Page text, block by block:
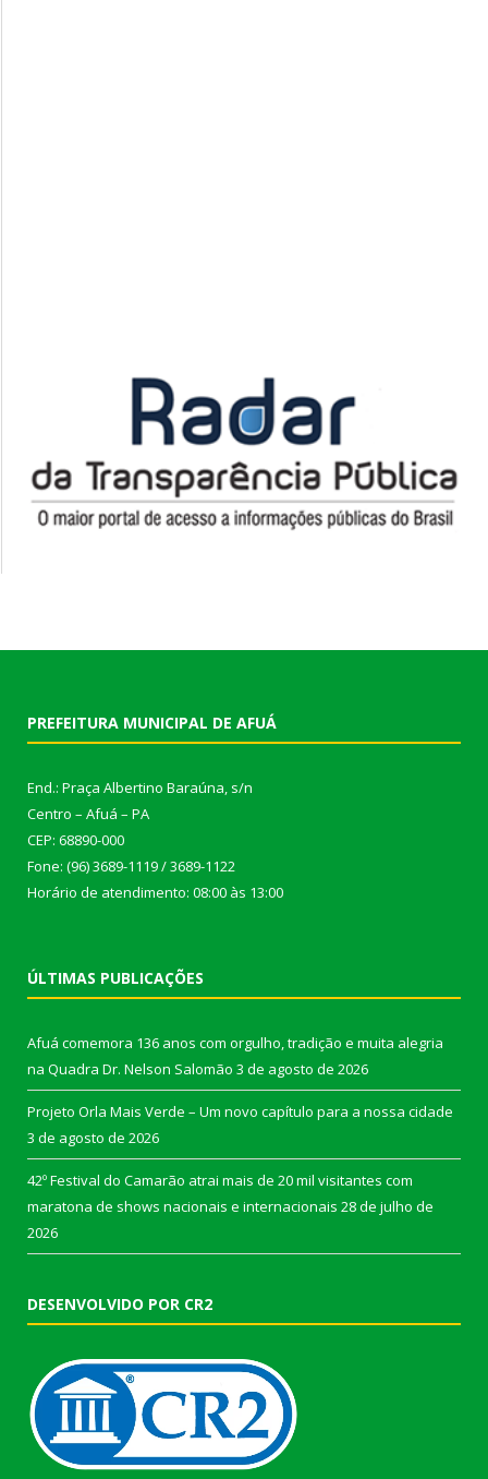
PREFEITURA MUNICIPAL DE AFUÁ
End.: Praça Albertino Baraúna, s/n
Centro – Afuá – PA
CEP: 68890-000
Fone: (96) 3689-1119 / 3689-1122
Horário de atendimento: 08:00 às 13:00
ÚLTIMAS PUBLICAÇÕES
Afuá comemora 136 anos com orgulho, tradição e muita alegria
na Quadra Dr. Nelson Salomão 3 de agosto de 2026
Projeto Orla Mais Verde – Um novo capítulo para a nossa cidade
3 de agosto de 2026
42º Festival do Camarão atrai mais de 20 mil visitantes com
maratona de shows nacionais e internacionais 28 de julho de
2026
DESENVOLVIDO POR CR2